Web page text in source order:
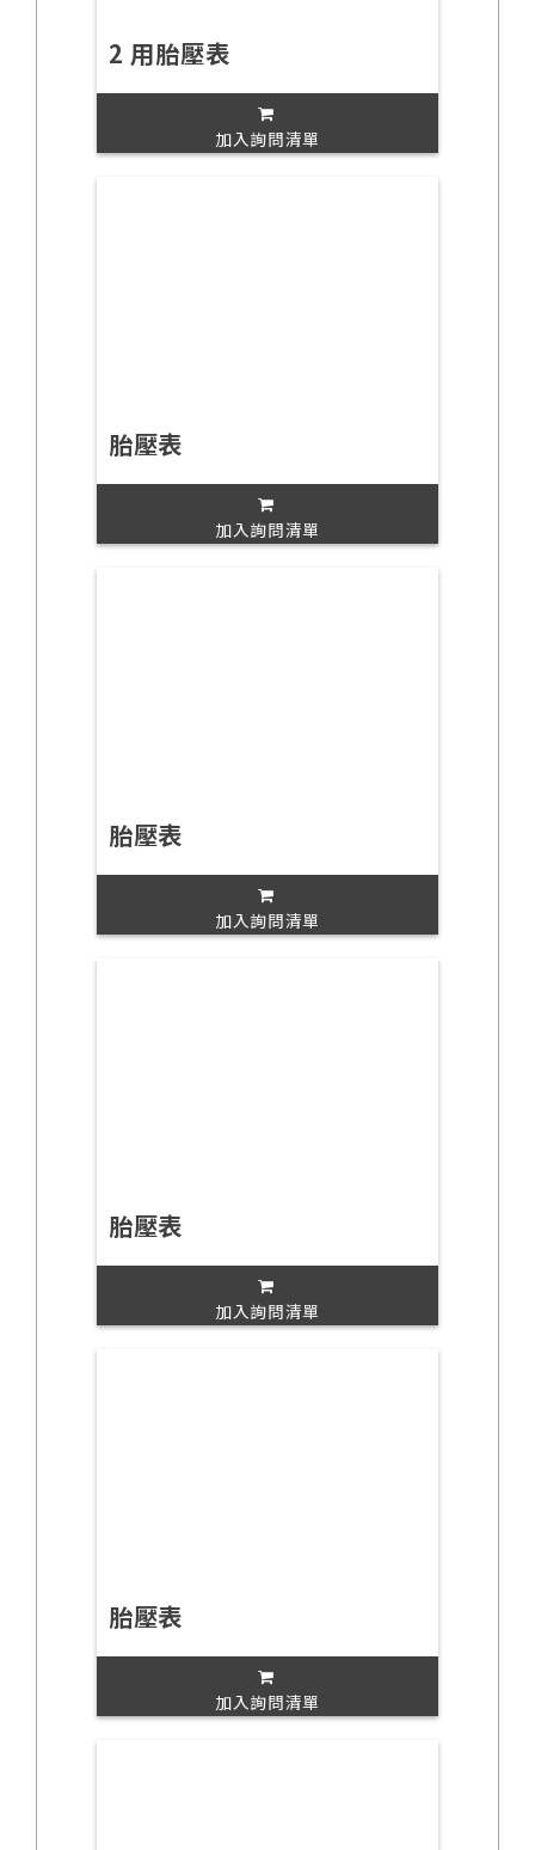
2 用胎壓表
加入詢問清單
胎壓表
加入詢問清單
胎壓表
加入詢問清單
胎壓表
加入詢問清單
胎壓表
加入詢問清單